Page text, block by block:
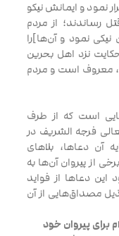
نمود و ايمانش نيكو
رساندند؛ از مردم
نمود و آن‌ها]را
نزد اهل بحرين
معروف است و مردم
است كه از طرف
فرجه الشريف در
آن دعاها، بلاهاى
از پيروان آن‌ها به
اين دعاها از فوايد
مصداق‌هايى از آن
پيروان خود